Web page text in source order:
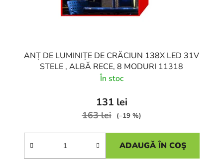
ANȚ DE LUMINIȚE DE CRĂCIUN 138X LED 31V
STELE , ALBĂ RECE, 8 MODURI 11318
În stoc
131 lei
163 lei (–19 %)
ADAUGĂ ÎN COŞ